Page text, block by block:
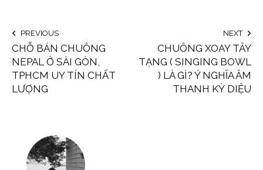
PREVIOUS
CHỖ BÁN CHUÔNG
NEPAL Ở SÀI GÒN,
TPHCM UY TÍN CHẤT
LƯỢNG
NEXT
CHUÔNG XOAY TÂY
TẠNG ( SINGING BOWL
) LÀ GÌ? Ý NGHĨA ÂM
THANH KỲ DIỆU